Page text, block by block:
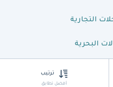
التجارية
البحرية
ترتيب
أفضل تطابق